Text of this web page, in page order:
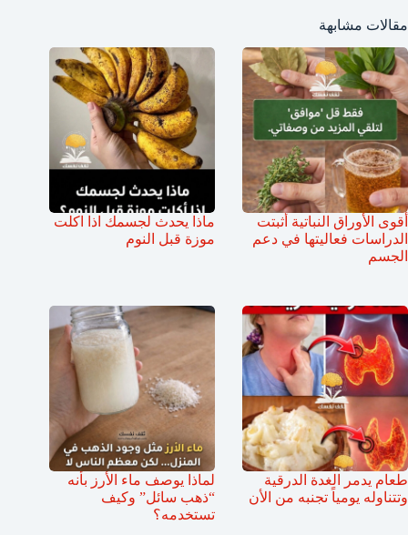
مقالات مشابهة
أقوى الأوراق النباتية أثبتت
الدراسات فعاليتها في دعم
الجسم
ماذا يحدث لجسمك اذا اكلت
موزة قبل النوم
طعام يدمر الغدة الدرقية
وتتناوله يومياً تجنبه من الأن
لماذا يوصف ماء الأرز بأنه
“ذهب سائل” وكيف
تستخدمه؟